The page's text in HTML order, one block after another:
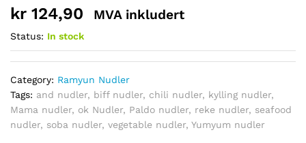
kr 124,90 MVA inkludert
Status: In stock
Category: Ramyun Nudler
Tags: and nudler, biff nudler, chili nudler, kylling nudler,
Mama nudler, ok Nudler, Paldo nudler, reke nudler, seafood
nudler, soba nudler, vegetable nudler, Yumyum nudler